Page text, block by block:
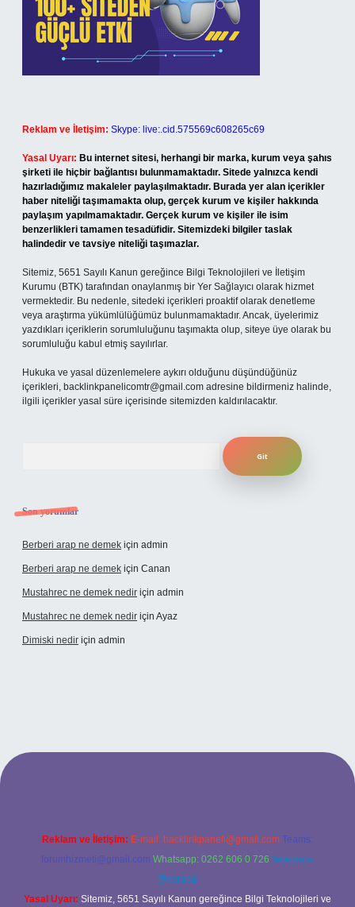
Reklam ve İletişim: Skype: live:.cid.575569c608265c69
Yasal Uyarı: Bu internet sitesi, herhangi bir marka, kurum veya şahıs
şirketi ile hiçbir bağlantısı bulunmamaktadır. Sitede yalnızca kendi
hazırladığımız makaleler paylaşılmaktadır. Burada yer alan içerikler
haber niteliği taşımamakta olup, gerçek kurum ve kişiler hakkında
paylaşım yapılmamaktadır. Gerçek kurum ve kişiler ile isim
benzerlikleri tamamen tesadüfidir. Sitemizdeki bilgiler taslak
halindedir ve tavsiye niteliği taşımazlar.
Sitemiz, 5651 Sayılı Kanun gereğince Bilgi Teknolojileri ve İletişim
Kurumu (BTK) tarafından onaylanmış bir Yer Sağlayıcı olarak hizmet
vermektedir. Bu nedenle, sitedeki içerikleri proaktif olarak denetleme
veya araştırma yükümlülüğümüz bulunmamaktadır. Ancak, üyelerimiz
yazdıkları içeriklerin sorumluluğunu taşımakta olup, siteye üye olarak bu
sorumluluğu kabul etmiş sayılırlar.
Hukuka ve yasal düzenlemelere aykırı olduğunu düşündüğünüz
içerikleri, backlinkpanelicomtr@gmail.com adresine bildirmeniz halinde,
ilgili içerikler yasal süre içerisinde sitemizden kaldırılacaktır.
Son yorumlar
Berberi arap ne demek için admin
Berberi arap ne demek için Canan
Mustahrec ne demek nedir için admin
Mustahrec ne demek nedir için Ayaz
Dimiski nedir için admin
tulipbett.net/
Reklam ve İletişim: E-mail: backlinkpaneli@gmail.com Teams:
forumhizmeti@gmail.com Whatsapp: 0262 606 0 726 Telegram:
@karabul
Yasal Uyarı: Sitemiz, 5651 Sayılı Kanun gereğince Bilgi Teknolojileri ve